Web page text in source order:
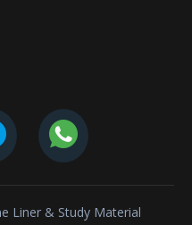
Liner & Study Material